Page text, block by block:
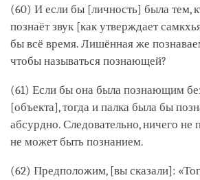
(60) И если бы [личность] была тем,
познаёт звук [как утверждает
бы всё время. Лишённая же
чтобы называться познающей?
(61) Если бы она была познающим
[объекта], тогда и палка была бы
абсурдно. Следовательно, ничего не
не может быть познанием.
(62) Предположим, [вы сказали]: